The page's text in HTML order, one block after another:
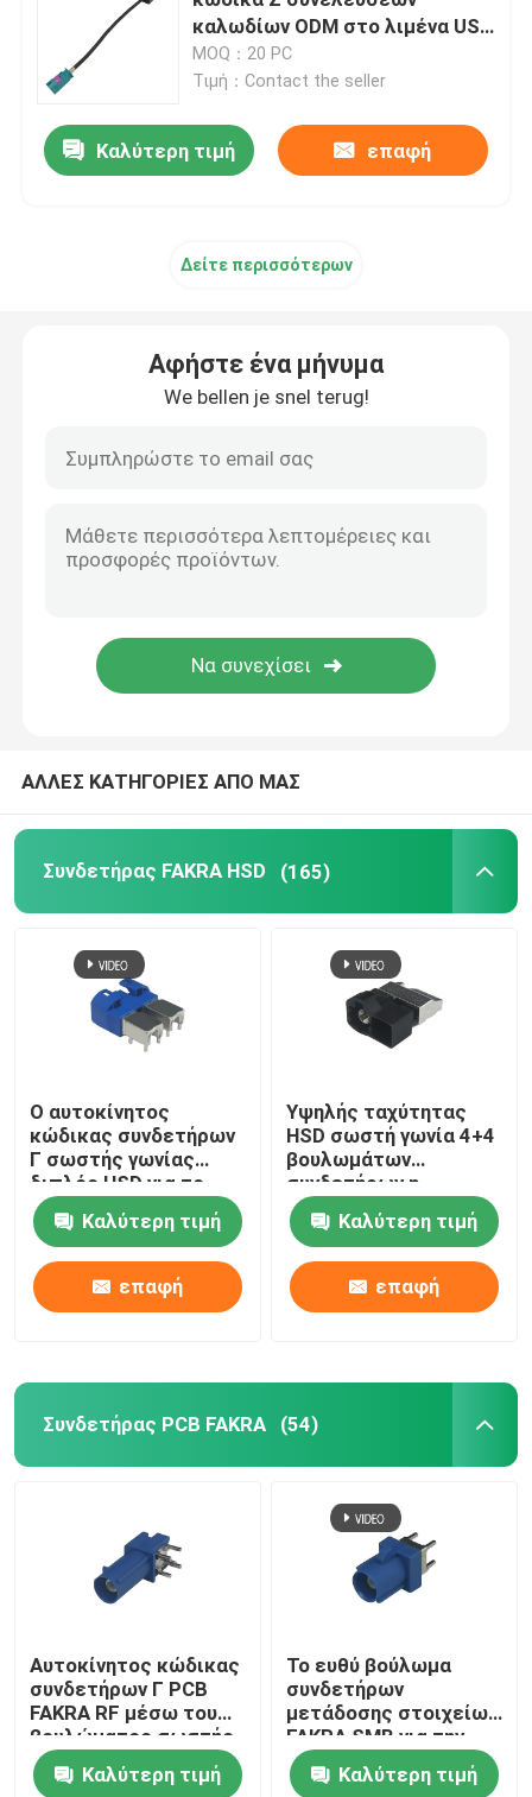
Μίνι συνδετήρες FAKRA
Συνέλευση καλωδίων HSD
Προσαρμοστής κεραιών FAKRA
Συνδετήρας καλωδίων FAKRA
καλωδίων ODM στο λιμένα USB
RJ45 Ethernet
MOQ：20 PC
Τιμή：Contact the seller
Καλύτερη τιμή επαφή
Δείτε περισσότερων
Αφήστε ένα μήνυμα
We bellen je snel terug!
ΑΛΛΕΣ ΚΑΤΗΓΟΡΙΕΣ ΑΠΟ ΜΑΣ
Συνδετήρας FAKRA HSD (165)
Ο αυτοκίνητος
κώδικας συνδετήρων
Γ σωστής γωνίας
διπλός HSD για το
PCB τοποθετεί
Καλύτερη τιμή
επαφή
Υψηλής ταχύτητας
HSD σωστή γωνία 4+4
βουλωμάτων
συνδετήρων η
αυτοκίνητη PCB
καρφιτσών
τοποθετεί
Καλύτερη τιμή
επαφή
Συνδετήρας PCB FAKRA (54)
Αυτοκίνητος κώδικας
συνδετήρων Γ PCB
FAKRA RF μέσω του
βουλώματος σωστής
γωνίας τρυπών
Καλύτερη τιμή
Το ευθύ βούλωμα
συνδετήρων
μετάδοσης στοιχείων
FAKRA SMB για την
επιτροπή PCB
τοποθετείΚαλύτερη τιμή